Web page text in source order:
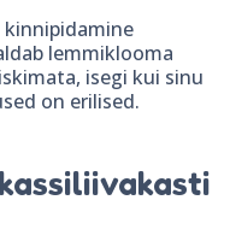
lemmiklooma
isegi kui sinu
on erilised.